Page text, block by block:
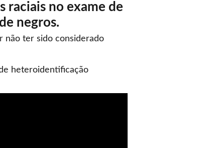
raciais no exame de
negros.
não ter sido considerado
heteroidentificação